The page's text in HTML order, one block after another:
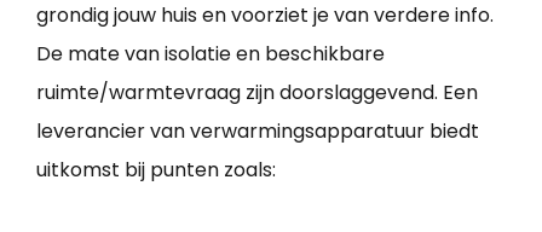
grondig jouw huis en voorziet je van verdere info.
De mate van isolatie en beschikbare
ruimte/warmtevraag zijn doorslaggevend. Een
leverancier van verwarmingsapparatuur biedt
uitkomst bij punten zoals: